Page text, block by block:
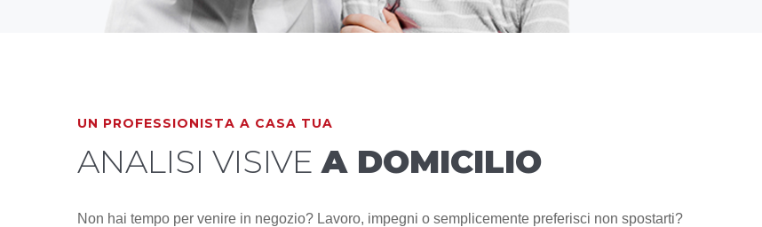
UN PROFESSIONISTA A CASA TUA
ANALISI VISIVEA DOMICILIO
Non hai tempo per venire in negozio? Lavoro, impegni o semplicemente preferisci non spostarti?